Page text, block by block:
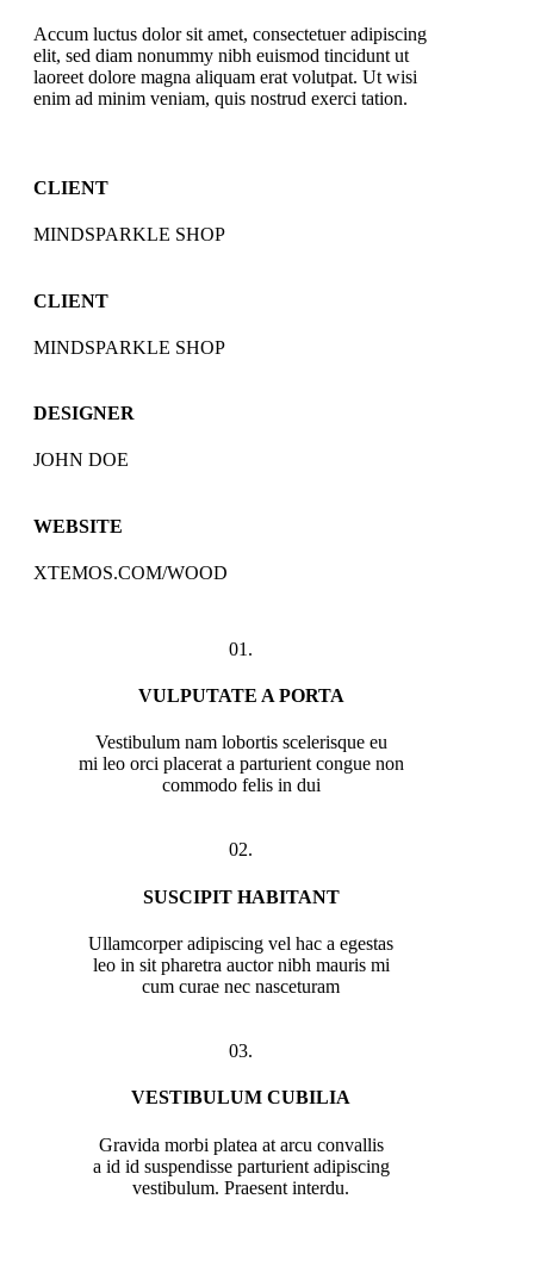
Accum luctus dolor sit amet, consectetuer adipiscing
elit, sed diam nonummy nibh euismod tincidunt ut
laoreet dolore magna aliquam erat volutpat. Ut wisi
enim ad minim veniam, quis nostrud exerci tation.
CLIENT
MINDSPARKLE SHOP
CLIENT
MINDSPARKLE SHOP
DESIGNER
JOHN DOE
WEBSITE
XTEMOS.COM/WOOD
01.
VULPUTATE A PORTA
Vestibulum nam lobortis scelerisque eu
mi leo orci placerat a parturient congue non
commodo felis in dui
02.
SUSCIPIT HABITANT
Ullamcorper adipiscing vel hac a egestas
leo in sit pharetra auctor nibh mauris mi
cum curae nec nasceturam
03.
VESTIBULUM CUBILIA
Gravida morbi platea at arcu convallis
a id id suspendisse parturient adipiscing
vestibulum. Praesent interdu.